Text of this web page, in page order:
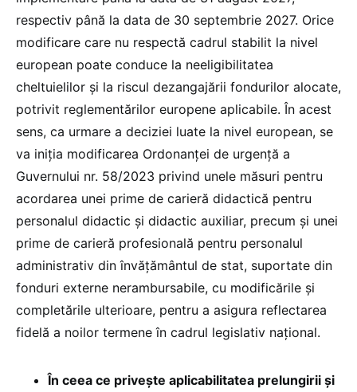
respectiv până la data de 30 septembrie 2027. Orice
modificare care nu respectă cadrul stabilit la nivel
european poate conduce la neeligibilitatea
cheltuielilor și la riscul dezangajării fondurilor alocate,
potrivit reglementărilor europene aplicabile. În acest
sens, ca urmare a deciziei luate la nivel european, se
va iniția modificarea Ordonanței de urgență a
Guvernului nr. 58/2023 privind unele măsuri pentru
acordarea unei prime de carieră didactică pentru
personalul didactic şi didactic auxiliar, precum şi unei
prime de carieră profesională pentru personalul
administrativ din învăţământul de stat, suportate din
fonduri externe nerambursabile, cu modificările și
completările ulterioare, pentru a asigura reflectarea
fidelă a noilor termene în cadrul legislativ național.
În ceea ce privește aplicabilitatea prelungirii și